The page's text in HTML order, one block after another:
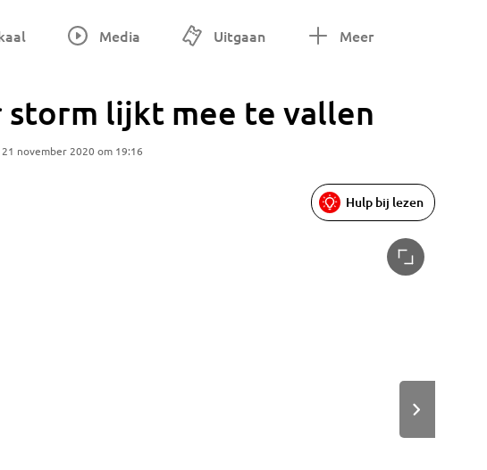
Media Uitgaan Meer
storm lijkt mee te vallen
november 2020 om 19:16
Hulp bij lezen